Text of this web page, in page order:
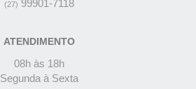
(27) 99901-7118
ATENDIMENTO
08h às 18h
Segunda à Sexta